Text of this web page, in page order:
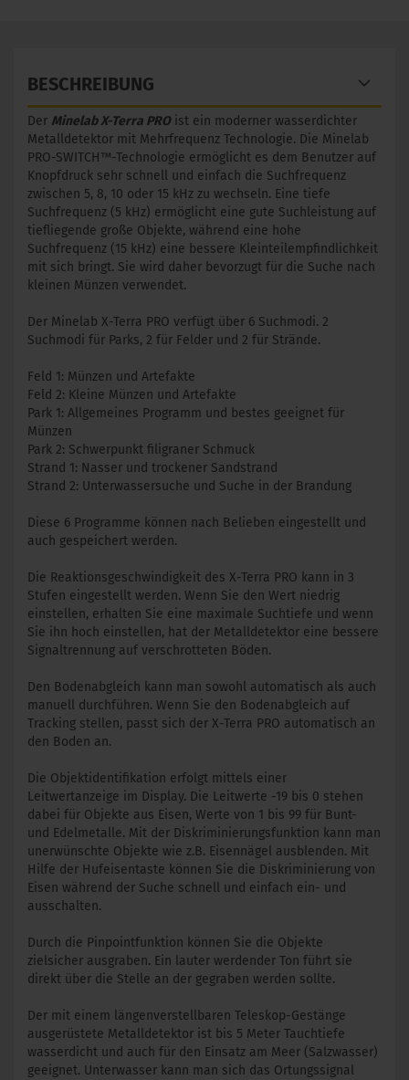
BESCHREIBUNG
Der Minelab X-Terra PROist ein moderner wasserdichter
Metalldetektor mit Mehrfrequenz Technologie. Die Minelab
PRO-SWITCH™-Technologie ermöglicht es dem Benutzer auf
Knopfdruck sehr schnell und einfach die Suchfrequenz
zwischen 5, 8, 10 oder 15 kHz zu wechseln. Eine tiefe
Suchfrequenz (5 kHz) ermöglicht eine gute Suchleistung auf
tiefliegende große Objekte, während eine hohe
Suchfrequenz (15 kHz) eine bessere Kleinteilempfindlichkeit
mit sich bringt. Sie wird daher bevorzugt für die Suche nach
kleinen Münzen verwendet.
Der Minelab X-Terra PRO verfügt über 6 Suchmodi. 2
Suchmodi für Parks, 2 für Felder und 2 für Strände.
Feld 1: Münzen und Artefakte
Feld 2: Kleine Münzen und Artefakte
Park 1: Allgemeines Programm und bestes geeignet für
Münzen
Park 2: Schwerpunkt filigraner Schmuck
Strand 1: Nasser und trockener Sandstrand
Strand 2: Unterwassersuche und Suche in der Brandung
Diese 6 Programme können nach Belieben eingestellt und
auch gespeichert werden.
Die Reaktionsgeschwindigkeit des X-Terra PRO kann in 3
Stufen eingestellt werden. Wenn Sie den Wert niedrig
einstellen, erhalten Sie eine maximale Suchtiefe und wenn
Sie ihn hoch einstellen, hat der Metalldetektor eine bessere
Signaltrennung auf verschrotteten Böden.
Den Bodenabgleich kann man sowohl automatisch als auch
manuell durchführen. Wenn Sie den Bodenabgleich auf
Tracking stellen, passt sich der X-Terra PRO automatisch an
den Boden an.
Die Objektidentifikation erfolgt mittels einer
Leitwertanzeige im Display. Die Leitwerte -19 bis 0 stehen
dabei für Objekte aus Eisen, Werte von 1 bis 99 für Bunt-
und Edelmetalle. Mit der Diskriminierungsfunktion kann man
unerwünschte Objekte wie z.B. Eisennägel ausblenden. Mit
Hilfe der Hufeisentaste können Sie die Diskriminierung von
Eisen während der Suche schnell und einfach ein- und
ausschalten.
Durch die Pinpointfunktion können Sie die Objekte
zielsicher ausgraben. Ein lauter werdender Ton führt sie
direkt über die Stelle an der gegraben werden sollte.
Der mit einem längenverstellbaren Teleskop-Gestänge
ausgerüstete Metalldetektor ist bis 5 Meter Tauchtiefe
wasserdicht und auch für den Einsatz am Meer (Salzwasser)
geeignet. Unterwasser kann man sich das Ortungssignal